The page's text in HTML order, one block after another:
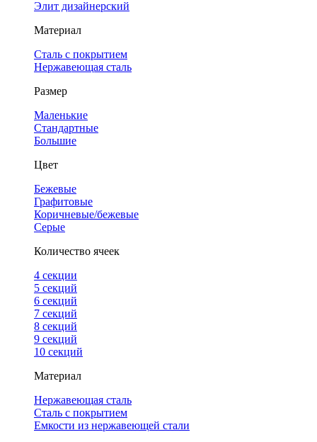
Элит дизайнерский
Материал
Сталь с покрытием
Нержавеющая сталь
Размер
Маленькие
Стандартные
Большие
Цвет
Бежевые
Графитовые
Коричневые/бежевые
Серые
Количество ячеек
4 cекции
5 секций
6 секций
7 секций
8 секций
9 секций
10 секций
Материал
Нержавеющая сталь
Сталь с покрытием
Емкости из нержавеющей стали